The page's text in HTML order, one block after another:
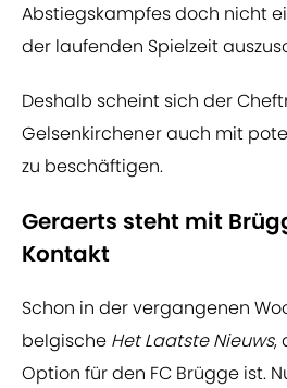
Abstiegskampfes doch nicht
der laufenden Spielzeit
Deshalb scheint sich der
Gelsenkirchener auch mit
zu beschäftigen.
Geraerts steht mit
Kontakt
Schon in der vergangenen
belgische Het Laatste Nieuws,
Option für den FC Brügge ist.